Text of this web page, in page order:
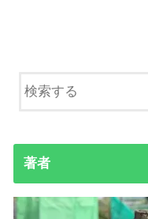
著者